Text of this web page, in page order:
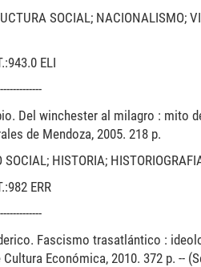
SOCIAL; NACIONALISMO;
ELI
Del winchester al milagro : mito
de Mendoza, 2005. 218 p.
SOCIAL; HISTORIA;
ERR
Fascismo trasatlántico :
Económica, 2010. 372 p. --